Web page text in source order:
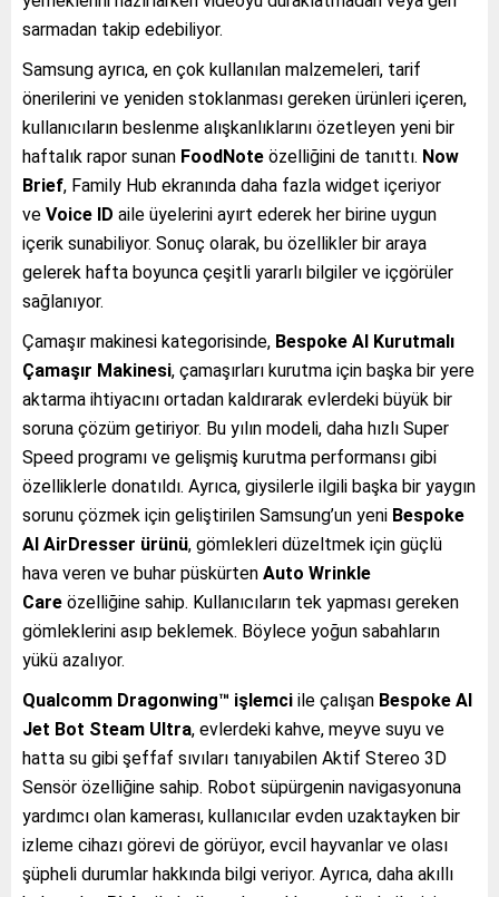
sarmadan takip edebiliyor.
Samsung ayrıca, en çok kullanılan malzemeleri, tarif
önerilerini ve yeniden stoklanması gereken ürünleri içeren,
kullanıcıların beslenme alışkanlıklarını özetleyen yeni bir
haftalık rapor sunan FoodNote özelliğini de tanıttı. Now
Brief, Family Hub ekranında daha fazla widget içeriyor
ve Voice ID aile üyelerini ayırt ederek her birine uygun
içerik sunabiliyor. Sonuç olarak, bu özellikler bir araya
gelerek hafta boyunca çeşitli yararlı bilgiler ve içgörüler
sağlanıyor.
Çamaşır makinesi kategorisinde, Bespoke AI Kurutmalı
Çamaşır Makinesi, çamaşırları kurutma için başka bir yere
aktarma ihtiyacını ortadan kaldırarak evlerdeki büyük bir
soruna çözüm getiriyor. Bu yılın modeli, daha hızlı Super
Speed programı ve gelişmiş kurutma performansı gibi
özelliklerle donatıldı. Ayrıca, giysilerle ilgili başka bir yaygın
sorunu çözmek için geliştirilen Samsung’un yeni Bespoke
AI AirDresser ürünü, gömlekleri düzeltmek için güçlü
hava veren ve buhar püskürten Auto Wrinkle
Care özelliğine sahip. Kullanıcıların tek yapması gereken
gömleklerini asıp beklemek. Böylece yoğun sabahların
yükü azalıyor.
Qualcomm Dragonwing™ işlemci ile çalışan Bespoke AI
Jet Bot Steam Ultra, evlerdeki kahve, meyve suyu ve
hatta su gibi şeffaf sıvıları tanıyabilen Aktif Stereo 3D
Sensör özelliğine sahip. Robot süpürgenin navigasyonuna
yardımcı olan kamerası, kullanıcılar evden uzaktayken bir
izleme cihazı görevi de görüyor, evcil hayvanlar ve olası
şüpheli durumlar hakkında bilgi veriyor. Ayrıca, daha akıllı